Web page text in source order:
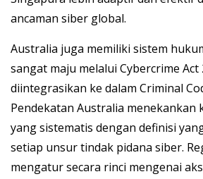
ancaman siber global.
Australia juga memiliki sistem
sangat maju melalui Cybercrime Act
diintegrasikan ke dalam Criminal
Pendekatan Australia menekankan
yang sistematis dengan definisi
setiap unsur tindak pidana siber.
mengatur secara rinci mengenai